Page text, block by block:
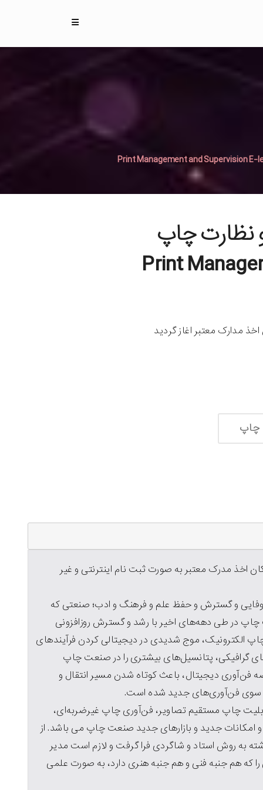
نظارت چاپ
Print
مدارک معتبر اغاز گردید
چاپ
مدرک معتبر به صورت ثبت نام اینترنتی و غیر
و گسترش و حفظ علم و فرهنگ و ادب؛ صنعتی که
چاپ در طی دهه‌های اخیر با رشد و گسترش روزافزونی
ویژه در طول دهه ۸۰ که انقلاب چاپ الکترونیک، موج شدیدی در دیجیتالی کردن فرآیندهای
گرافیکی، پتانسیل‌های بیشتری را در صنعت چاپ
دیجیتال، باعث کوتاه شدن مسیر انتقال و
سوی فن‌آوری‌های جدید شده است.
چاپ مستقیم تصاویر، فن‌آوری چاپ غیرضربه‌ای،
امکانات جدید و بازارهای جدید صنعت چاپ می باشد. از
به روش استاد و شاگردی فرا گرفت و لازم است مدیر
که هم جنبه فنی و هم جنبه هنری دارد، به صورت علمی